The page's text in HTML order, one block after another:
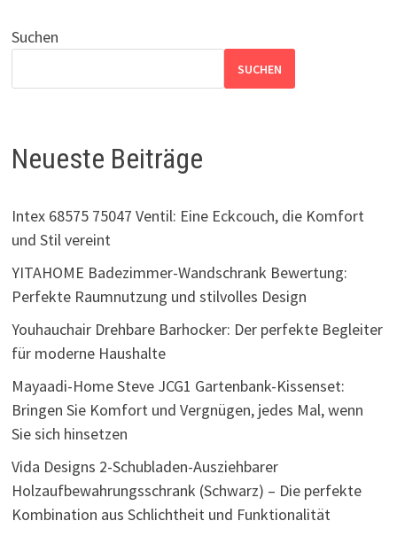
Suchen
SUCHEN
Neueste Beiträge
Intex 68575 75047 Ventil: Eine Eckcouch, die Komfort
und Stil vereint
YITAHOME Badezimmer-Wandschrank Bewertung:
Perfekte Raumnutzung und stilvolles Design
Youhauchair Drehbare Barhocker: Der perfekte Begleiter
für moderne Haushalte
Mayaadi-Home Steve JCG1 Gartenbank-Kissenset:
Bringen Sie Komfort und Vergnügen, jedes Mal, wenn
Sie sich hinsetzen
Vida Designs 2-Schubladen-Ausziehbarer
Holzaufbewahrungsschrank (Schwarz) – Die perfekte
Kombination aus Schlichtheit und Funktionalität